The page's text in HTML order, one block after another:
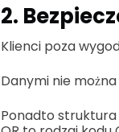
2.
Klienci poza
Danymi nie
Ponadto